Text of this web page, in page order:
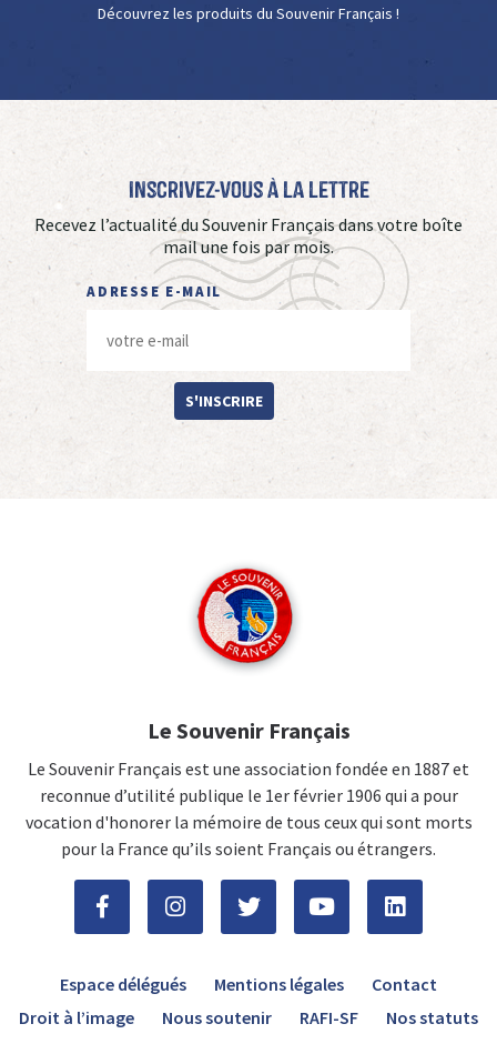
Découvrez les produits du Souvenir Français !
Inscrivez-vous à La Lettre
Recevez l’actualité du Souvenir Français dans votre boîte
mail une fois par mois.
ADRESSE E-MAIL
S'INSCRIRE
Le Souvenir Français
Le Souvenir Français est une association fondée en 1887 et
reconnue d’utilité publique le 1er février 1906 qui a pour
vocation d'honorer la mémoire de tous ceux qui sont morts
pour la France qu’ils soient Français ou étrangers.
Espace délégués Mentions légales
Contact
Droit à l’image
Nous soutenir RAFI-SF Nos statuts